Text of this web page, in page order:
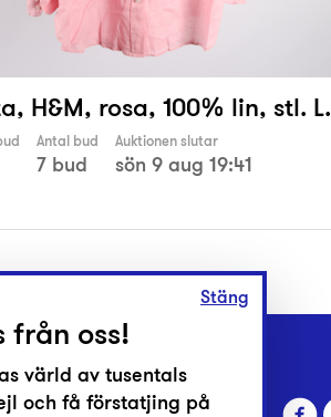
H&M, rosa, 100% lin, stl. L.
Antal bud
7 bud
Auktionen slutar
sön 9 aug 19:41
Stäng
från oss!
värld av tusentals
och få förstatjing på